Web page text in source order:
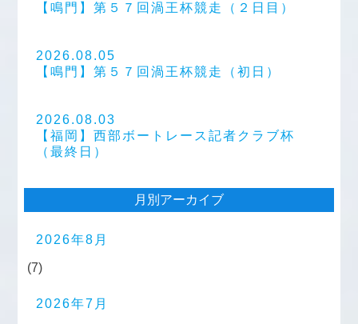
【鳴門】第５７回渦王杯競走（２日目）
2026.08.05
【鳴門】第５７回渦王杯競走（初日）
2026.08.03
【福岡】西部ボートレース記者クラブ杯
（最終日）
月別アーカイブ
2026年8月
(7)
2026年7月